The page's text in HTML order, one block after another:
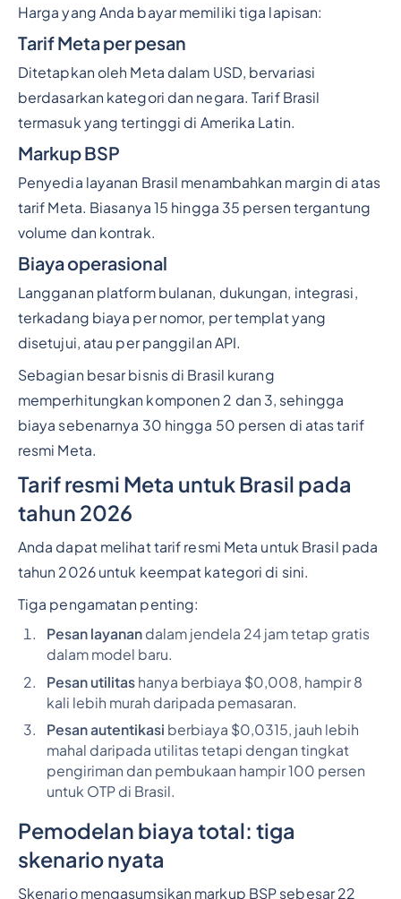
Harga yang Anda bayar memiliki tiga lapisan:
Tarif Meta per pesan
Ditetapkan oleh Meta dalam USD, bervariasi
berdasarkan kategori dan negara. Tarif Brasil
termasuk yang tertinggi di Amerika Latin.
Markup BSP
Penyedia layanan Brasil menambahkan margin di atas
tarif Meta. Biasanya 15 hingga 35 persen tergantung
volume dan kontrak.
Biaya operasional
Langganan platform bulanan, dukungan, integrasi,
terkadang biaya per nomor, per templat yang
disetujui, atau per panggilan API.
Sebagian besar bisnis di Brasil kurang
memperhitungkan komponen 2 dan 3, sehingga
biaya sebenarnya 30 hingga 50 persen di atas tarif
resmi Meta.
Tarif resmi Meta untuk Brasil pada
tahun 2026
Anda dapat melihat tarif resmi Meta untuk Brasil pada
tahun 2026 untuk keempat kategori di sini.
Tiga pengamatan penting:
Pesan layanandalam jendela 24 jam tetap gratis
dalam model baru.
Pesan utilitashanya berbiaya $0,008, hampir 8
kali lebih murah daripada pemasaran.
Pesan autentikasi berbiaya $0,0315, jauh lebih
mahal daripada utilitas tetapi dengan tingkat
pengiriman dan pembukaan hampir 100 persen
untuk OTP di Brasil.
Pemodelan biaya total: tiga
skenario nyata
Skenario mengasumsikan markup BSP sebesar 22